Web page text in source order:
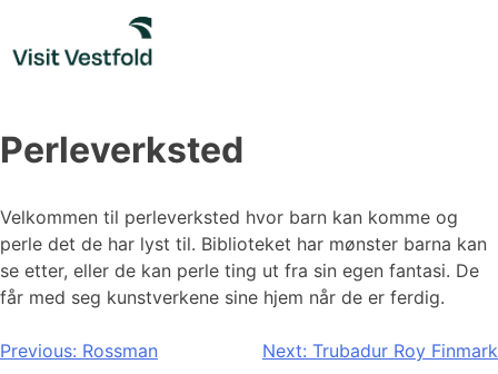
content
Perleverksted
Velkommen til perleverksted hvor barn kan komme og
perle det de har lyst til. Biblioteket har mønster barna kan
se etter, eller de kan perle ting ut fra sin egen fantasi. De
får med seg kunstverkene sine hjem når de er ferdig.
Innleggsnavigasjon
Previous: Rossman Next: Trubadur Roy Finmark